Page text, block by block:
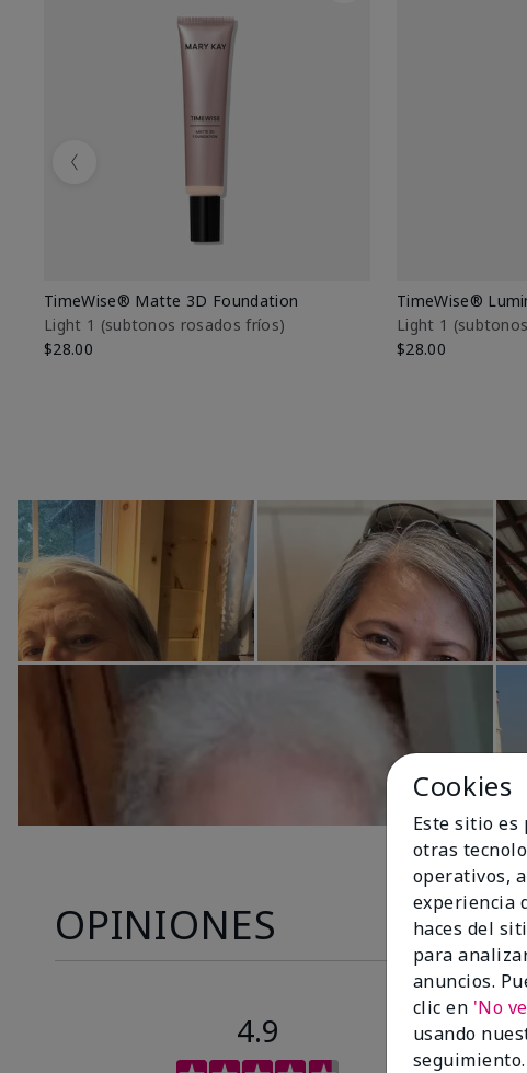
TimeWise® Matte 3D Foundation
Light 1​ (subtonos rosados fríos)
$28.00
TimeWise®
Light 1​
$28.00
Previous
OPINIONES
4.9
Cookies
Este sitio es
otras
operativos,
experiencia
haces del
para
anuncios.
clic en 'No
usando